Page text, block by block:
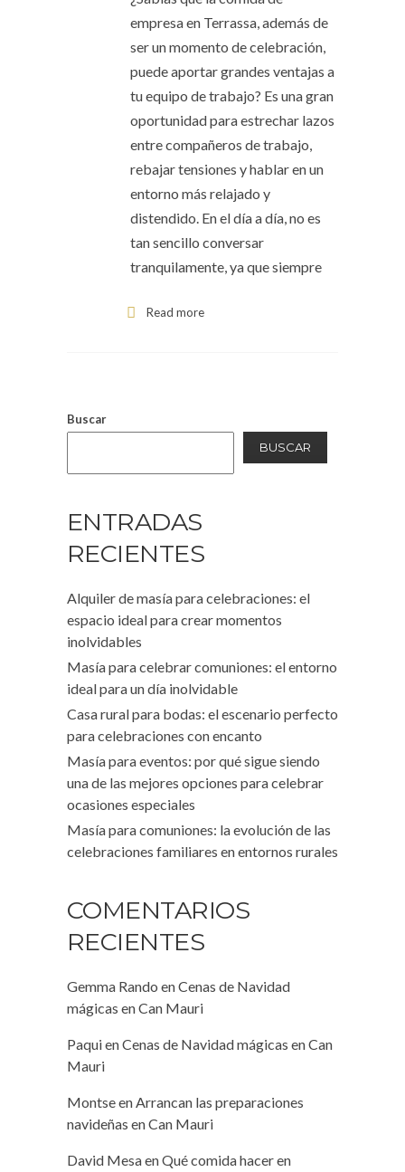
empresa en Terrassa, además de
ser un momento de celebración,
puede aportar grandes ventajas a
tu equipo de trabajo? Es una gran
oportunidad para estrechar lazos
entre compañeros de trabajo,
rebajar tensiones y hablar en un
entorno más relajado y
distendido. En el día a día, no es
tan sencillo conversar
tranquilamente, ya que siempre
Read more
Buscar
BUSCAR
ENTRADAS
RECIENTES
Alquiler de masía para celebraciones: el
espacio ideal para crear momentos
inolvidables
Masía para celebrar comuniones: el entorno
ideal para un día inolvidable
Casa rural para bodas: el escenario perfecto
para celebraciones con encanto
Masía para eventos: por qué sigue siendo
una de las mejores opciones para celebrar
ocasiones especiales
Masía para comuniones: la evolución de las
celebraciones familiares en entornos rurales
COMENTARIOS
RECIENTES
Gemma Rando enCenas de Navidad
mágicas en Can Mauri
PaquienCenas de Navidad mágicas en Can
Mauri
MontseenArrancan las preparaciones
navideñas en Can Mauri
David MesaenQué comida hacer en